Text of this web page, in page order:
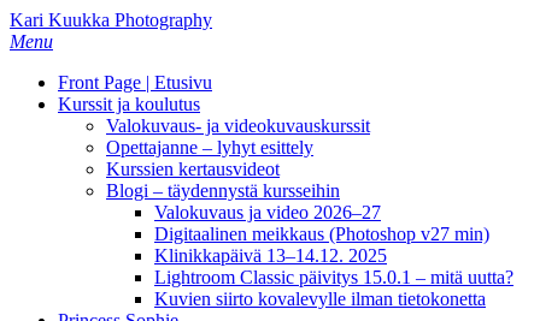
Skip
to
content
Kari Kuukka Photography
Menu
Front Page | Etusivu
Kurssit ja koulutus
Valokuvaus- ja videokuvauskurssit
Opettajanne – lyhyt esittely
Kurssien kertausvideot
Blogi – täydennystä kursseihin
Valokuvaus ja video 2026–27
Digitaalinen meikkaus (Photoshop v27 min)
Klinikkapäivä 13–14.12. 2025
Lightroom Classic päivitys 15.0.1 – mitä uutta?
Kuvien siirto kovalevylle ilman tietokonetta